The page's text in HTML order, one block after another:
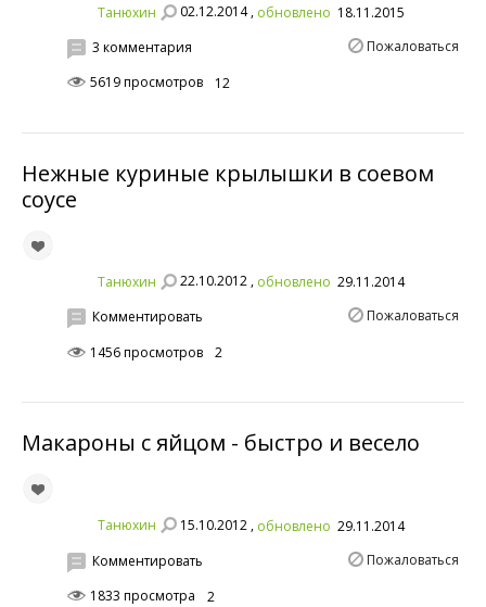
Танюхин 02.12.2014 , обновлено 18.11.2015
Пожаловаться
3 комментария
5619 просмотров
12
Нежные куриные крылышки в соевом
соусе
Танюхин 22.10.2012 , обновлено 29.11.2014
Пожаловаться
Комментировать
1456 просмотров
2
Макароны с яйцом - быстро и весело
Танюхин 15.10.2012 , обновлено 29.11.2014
Пожаловаться
Комментировать
1833 просмотра
2